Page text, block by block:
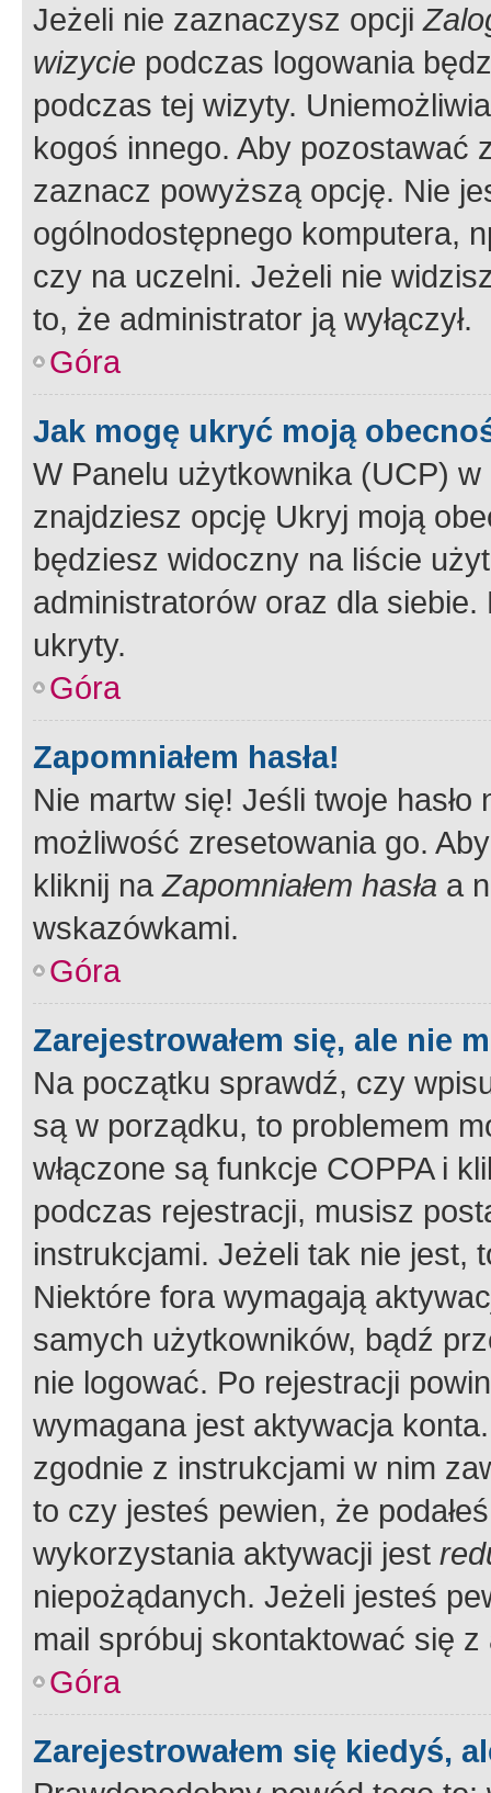
Jeżeli nie zaznaczysz opcji
wizycie podczas logowania
podczas tej wizyty.
kogoś innego. Aby pozostawać
zaznacz powyższą opcję. Nie
ogólnodostępnego komputera,
czy na uczelni. Jeżeli nie
to, że administrator ją wyłączył.
Góra
Jak mogę ukryć moją
W Panelu użytkownika (UCP) w
znajdziesz opcję Ukryj moją
będziesz widoczny na liście
administratorów oraz dla
ukryty.
Góra
Zapomniałem hasła!
Nie martw się! Jeśli twoje
możliwość zresetowania go.
kliknij naZapomniałem hasła a
wskazówkami.
Góra
Zarejestrowałem się, ale nie
Na początku sprawdź, czy
są w porządku, to problemem
włączone są funkcje COPPA i
podczas rejestracji, musisz
instrukcjami. Jeżeli tak nie jest,
Niektóre fora wymagają
samych użytkowników, bądź
nie logować. Po rejestracji
wymagana jest aktywacja
zgodnie z instrukcjami w nim
to czy jesteś pewien, że
wykorzystania aktywacji jest
niepożądanych. Jeżeli jesteś
mail spróbuj skontaktować się
Góra
Zarejestrowałem się kiedyś,